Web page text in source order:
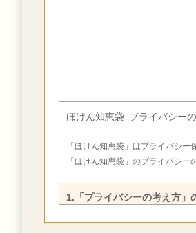
ほけん知恵袋 プライバシー
「ほけん知恵袋」はプライバシー
「ほけん知恵袋」のプライバシー
1.「プライバシーの考え方」